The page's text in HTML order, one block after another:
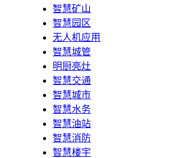
智慧矿山
智慧园区
无人机应用
智慧城管
明厨亮灶
智慧交通
智慧城市
智慧水务
智慧油站
智慧消防
智慧楼宇